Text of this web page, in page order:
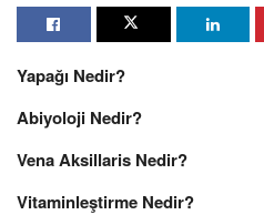
Yapağı Nedir?
Abiyoloji Nedir?
Vena Aksillaris Nedir?
Vitaminleştirme Nedir?